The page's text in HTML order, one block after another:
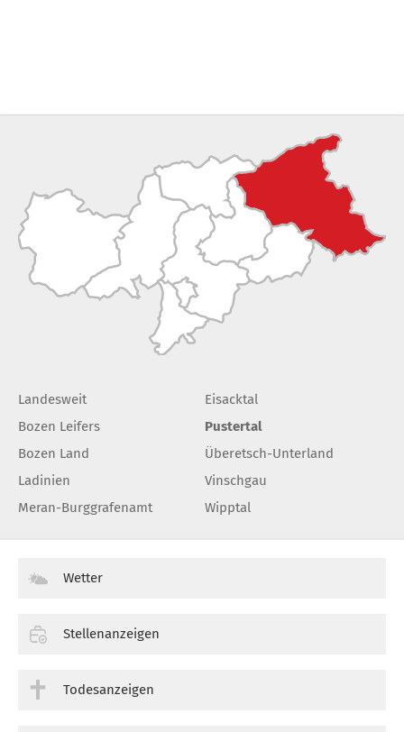
Landesweit
Bozen Leifers
Bozen Land
Ladinien
Meran-Burggrafenamt
Eisacktal
Pustertal
Überetsch-Unterland
Vinschgau
Wipptal
Wetter
Stellenanzeigen
Todesanzeigen